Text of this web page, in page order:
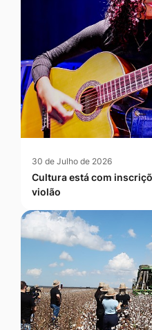
30 de Julho de 2026
Cultura está com
violão